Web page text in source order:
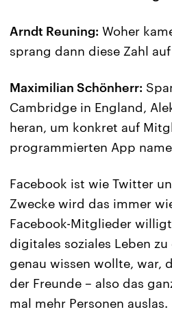
Arndt Reuning: Woher
sprang dann diese Zahl
Maximilian Schönherr:
Cambridge in England,
heran, um konkret auf
programmierten App
Facebook ist wie Twitter
Zwecke wird das immer
Facebook-Mitglieder
digitales soziales Leben
genau wissen wollte, war,
der Freunde – also das
mal mehr Personen